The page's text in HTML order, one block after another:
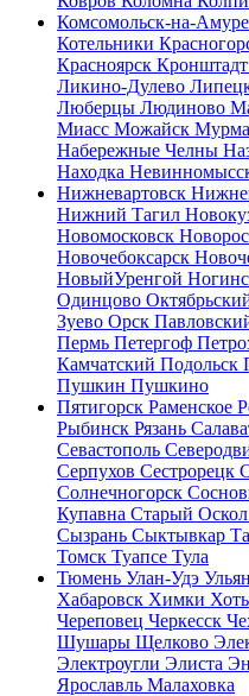
Комсомольск-на-Амуре
Котельники
Красноярск Кронштадт
Ликино-Дулево
Люберцы Людиново
Миасс Можайск
Набережные Челны
Находка
Нижневартовск
Нижний Тагил
Новомосковск
Новочебоксарск
НовыйУренгой
Одинцово
Зуево Орск
Пермь Петергоф
Камчатский Подольск
Пушкин Пушкино
Пятигорск Раменское
Рыбинск Рязань
Севастополь
Серпухов Сестрорецк
Солнечногорск
Купавна Старый Оскол
Сызрань Сыктывкар
Томск Туапсе Тула
Тюмень Улан-Удэ
Хабаровск Химки
Череповец Черкесск
Шушары Щелково
Электроугли Элиста
Ярославль Малаховка